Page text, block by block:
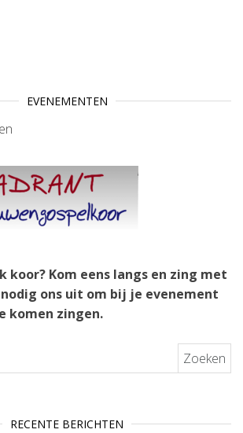
EVENEMENTEN
koor? Kom eens langs en zing met
ons uit om bij je evenement
komen zingen.
RECENTE BERICHTEN